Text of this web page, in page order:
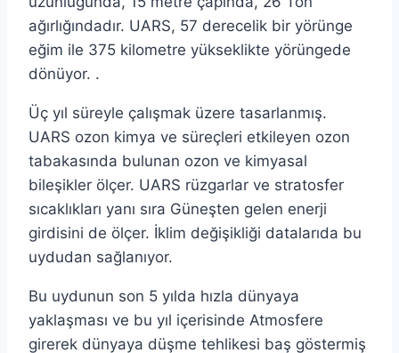
ağırlığındadır. UARS, 57 derecelik bir yörünge
eğim ile 375 kilometre yükseklikte yörüngede
dönüyor. .
Üç yıl süreyle çalışmak üzere tasarlanmış.
UARS ozon kimya ve süreçleri etkileyen ozon
tabakasında bulunan ozon ve kimyasal
bileşikler ölçer. UARS rüzgarlar ve stratosfer
sıcaklıkları yanı sıra Güneşten gelen enerji
girdisini de ölçer. İklim değişikliği datalarıda bu
uydudan sağlanıyor.
Bu uydunun son 5 yılda hızla dünyaya
yaklaşması ve bu yıl içerisinde Atmosfere
girerek dünyaya düşme tehlikesi baş göstermiş